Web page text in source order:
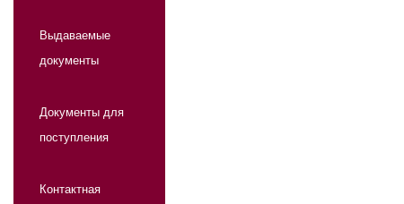
Выдаваемые
документы
Документы для
поступления
Контактная